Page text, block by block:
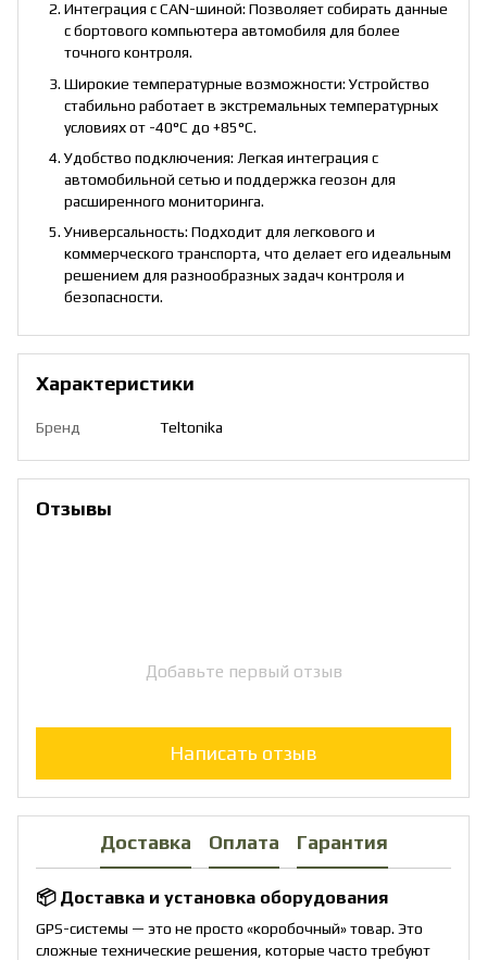
Интеграция с CAN-шиной: Позволяет собирать данные
с бортового компьютера автомобиля для более
точного контроля.
Широкие температурные возможности: Устройство
стабильно работает в экстремальных температурных
условиях от -40°C до +85°C.
Удобство подключения: Легкая интеграция с
автомобильной сетью и поддержка геозон для
расширенного мониторинга.
Универсальность: Подходит для легкового и
коммерческого транспорта, что делает его идеальным
решением для разнообразных задач контроля и
безопасности.
Характеристики
Бренд Teltonika
Отзывы
Добавьте первый отзыв
Написать отзыв
Доставка Оплата Гарантия
📦 Доставка и установка оборудования
GPS-системы — это не просто «коробочный» товар. Это
сложные технические решения, которые часто требуют